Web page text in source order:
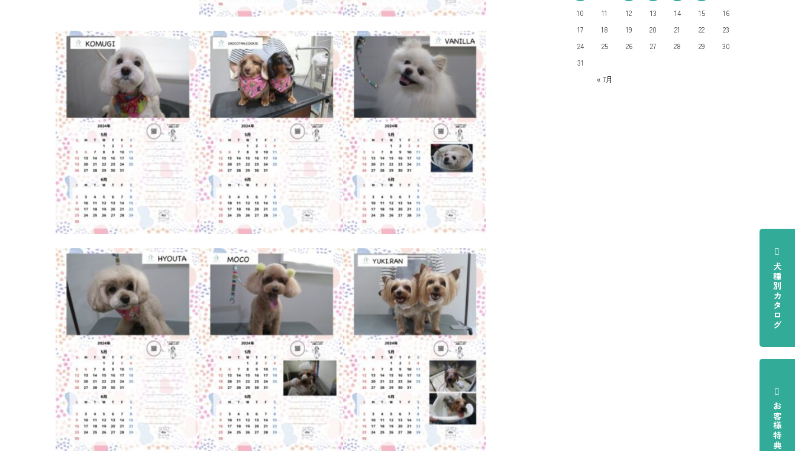
犬種別カタログ
お客様特典
« 7月
10 11 12 13 14 15
16
17
18 19 20 21 22
23
24
25 26 27 28 29
30
31